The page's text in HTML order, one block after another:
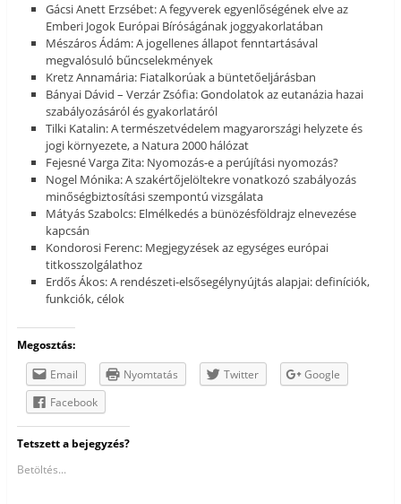
Gácsi Anett Erzsébet: A fegyverek egyenlőségének elve az
Emberi Jogok Európai Bíróságának joggyakorlatában
Mészáros Ádám: A jogellenes állapot fenntartásával
megvalósuló bűncselekmények
Kretz Annamária: Fiatalkorúak a büntetőeljárásban
Bányai Dávid – Verzár Zsófia: Gondolatok az eutanázia hazai
szabályozásáról és gyakorlatáról
Tilki Katalin: A természetvédelem magyarországi helyzete és
jogi környezete, a Natura 2000 hálózat
Fejesné Varga Zita: Nyomozás-e a perújítási nyomozás?
Nogel Mónika: A szakértőjelöltekre vonatkozó szabályozás
minőségbiztosítási szempontú vizsgálata
Mátyás Szabolcs: Elmélkedés a bünözésföldrajz elnevezése
kapcsán
Kondorosi Ferenc: Megjegyzések az egységes európai
titkosszolgálathoz
Erdős Ákos: A rendészeti-elsősegélynyújtás alapjai: definíciók,
funkciók, célok
Megosztás:
Email
Nyomtatás Twitter
Google
Facebook
Tetszett a bejegyzés?
Betöltés...